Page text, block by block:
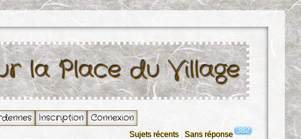
la Place du Village
Inscription Connexion
Sujets récents Sans réponse 382